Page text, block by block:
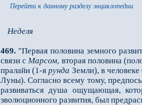
Перейти к данному разделу энциклопедии
Неделя
469. "Первая половина земного
связи сМарсом, вторая половина
пралайи (1-ярунда Земли), в
Луны). Согласно всему тому,
развиваться душа ощущающая,
эволюционного раз­вития, был